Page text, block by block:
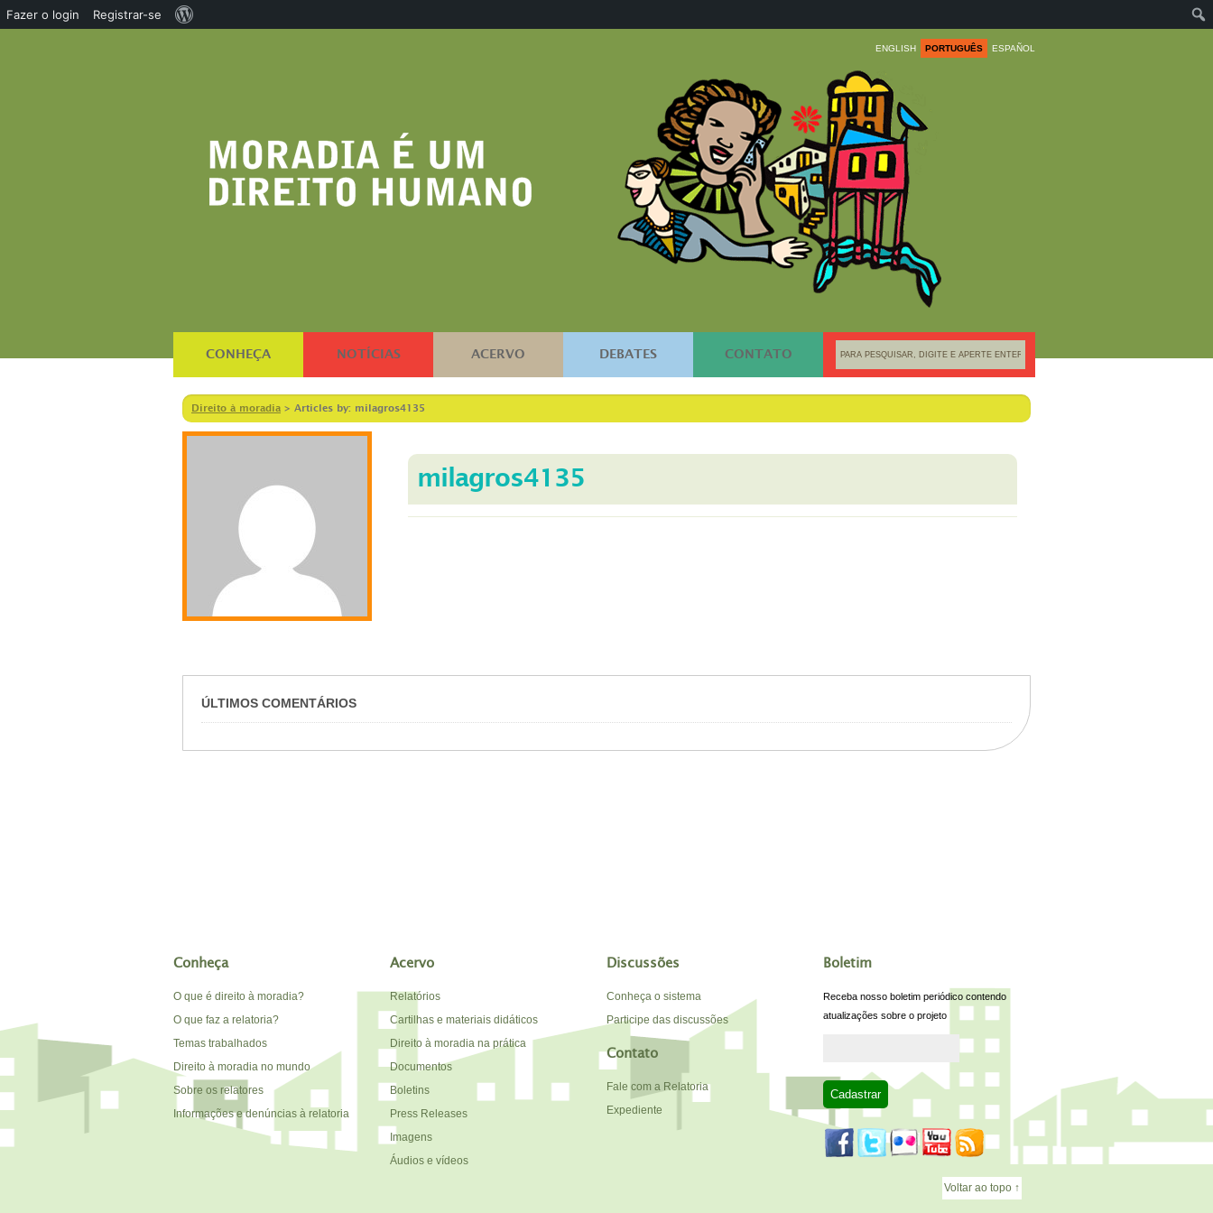
ENGLISH PORTUGUÊS ESPAÑOL
CONHEÇA NOTÍCIAS ACERVO DEBATES CONTATO
Direito à moradia > Articles by: milagros4135
milagros4135
ÚLTIMOS COMENTÁRIOS
Conheça
O que é direito à moradia?
O que faz a relatoria?
Temas trabalhados
Direito à moradia no mundo
Sobre os relatores
Informações e denúncias à relatoria
Acervo
Relatórios
Cartilhas e materiais didáticos
Direito à moradia na prática
Documentos
Boletins
Press Releases
Imagens
Áudios e vídeos
Discussões
Conheça o sistema
Participe das discussões
Contato
Fale com a Relatoria
Expediente
Boletim
Receba nosso boletim periódico contendo
atualizações sobre o projeto
Voltar ao topo ↑
Fazer o login Registrar-se